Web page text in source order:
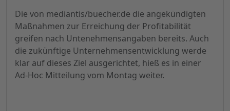
Die von mediantis/buecher.de die angekündigten
Maßnahmen zur Erreichung der Profitabilität
greifen nach Untenehmensangaben bereits. Auch
die zukünftige Unternehmensentwicklung werde
klar auf dieses Ziel ausgerichtet, hieß es in einer
Ad-Hoc Mitteilung vom Montag weiter.